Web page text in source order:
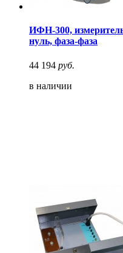
ИФН-300,
нуль, фаза-фаза
44 194 руб.
в наличии